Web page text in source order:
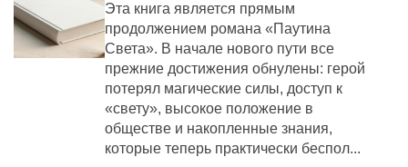
Эта книга является прямым
продолжением романа «Паутина
Света». В начале нового пути все
прежние достижения обнулены: герой
потерял магические силы, доступ к
«свету», высокое положение в
обществе и накопленные знания,
которые теперь практически беспол...